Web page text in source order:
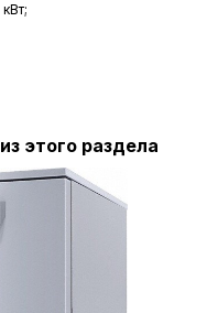
этого раздела